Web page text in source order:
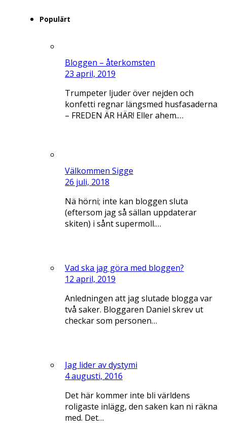
Populärt
Bloggen – återkomsten
23 april, 2019
Trumpeter ljuder över nejden och
konfetti regnar längsmed husfasaderna
– FREDEN ÄR HÄR! Eller ahem.…
Välkommen Sigge
26 juli, 2018
Nä hörni; inte kan bloggen sluta
(eftersom jag så sällan uppdaterar
skiten) i sånt supermoll.…
Vad ska jag göra med bloggen?
12 april, 2019
Anledningen att jag slutade blogga var
två saker. Bloggaren Daniel skrev ut
checkar som personen…
Jag lider av dystymi
4 augusti, 2016
Det här kommer inte bli världens
roligaste inlägg, den saken kan ni räkna
med. Det…